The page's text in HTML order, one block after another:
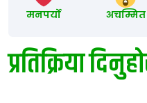
मनपर्यो अचम्मित
प्रतिक्रिया